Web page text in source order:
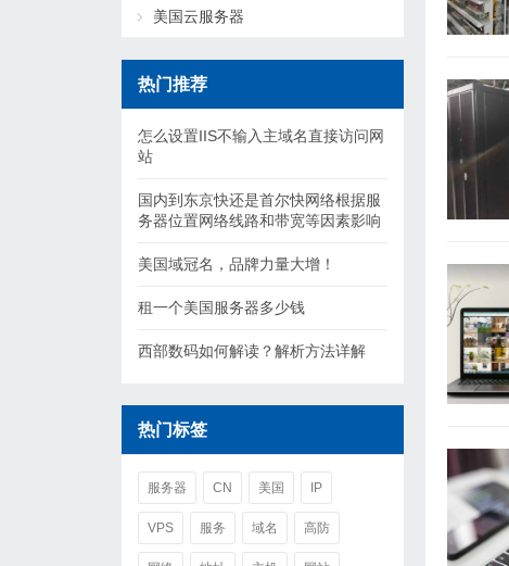
美国云服务器
热门推荐
怎么设置IIS不输入主域名直接访问网
站
国内到东京快还是首尔快网络根据服
务器位置网络线路和带宽等因素影响
美国域冠名，品牌力量大增！
租一个美国服务器多少钱
西部数码如何解读？解析方法详解
热门标签
服务器 CN 美国 IP
VPS 服务 域名 高防